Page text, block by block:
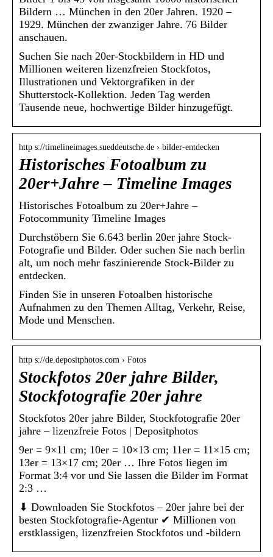
Bildern … München in den 20er Jahren. 1920 –
1929. München der zwanziger Jahre. 76 Bilder
anschauen.
Suchen Sie nach 20er-Stockbildern in HD und
Millionen weiteren lizenzfreien Stockfotos,
Illustrationen und Vektorgrafiken in der
Shutterstock-Kollektion. Jeden Tag werden
Tausende neue, hochwertige Bilder hinzugefügt.
http s://timelineimages.sueddeutsche.de › bilder-entdecken
Historisches Fotoalbum zu
20er+Jahre – Timeline Images
Historisches Fotoalbum zu 20er+Jahre –
Fotocommunity Timeline Images
Durchstöbern Sie 6.643 berlin 20er jahre Stock-
Fotografie und Bilder. Oder suchen Sie nach berlin
alt, um noch mehr faszinierende Stock-Bilder zu
entdecken.
Finden Sie in unseren Fotoalben historische
Aufnahmen zu den Themen Alltag, Verkehr, Reise,
Mode und Menschen.
http s://de.depositphotos.com › Fotos
Stockfotos 20er jahre Bilder,
Stockfotografie 20er jahre
Stockfotos 20er jahre Bilder, Stockfotografie 20er
jahre – lizenzfreie Fotos | Depositphotos
9er = 9×11 cm; 10er = 10×13 cm; 11er = 11×15 cm;
13er = 13×17 cm; 20er … Ihre Fotos liegen im
Format 3:4 vor und Sie lassen die Bilder im Format
2:3 …
⬇ Downloaden Sie Stockfotos – 20er jahre bei der
besten Stockfotografie-Agentur ✔ Millionen von
erstklassigen, lizenzfreien Stockfotos und -bildern